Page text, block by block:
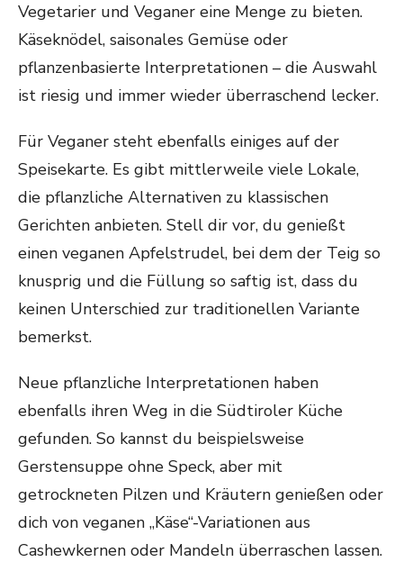
Vegetarier und Veganer eine Menge zu bieten.
Käseknödel, saisonales Gemüse oder
pflanzenbasierte Interpretationen – die Auswahl
ist riesig und immer wieder überraschend lecker.
Für Veganer steht ebenfalls einiges auf der
Speisekarte. Es gibt mittlerweile viele Lokale,
die pflanzliche Alternativen zu klassischen
Gerichten anbieten. Stell dir vor, du genießt
einen veganen Apfelstrudel, bei dem der Teig so
knusprig und die Füllung so saftig ist, dass du
keinen Unterschied zur traditionellen Variante
bemerkst.
Neue pflanzliche Interpretationen haben
ebenfalls ihren Weg in die Südtiroler Küche
gefunden. So kannst du beispielsweise
Gerstensuppe ohne Speck, aber mit
getrockneten Pilzen und Kräutern genießen oder
dich von veganen „Käse“-Variationen aus
Cashewkernen oder Mandeln überraschen lassen.